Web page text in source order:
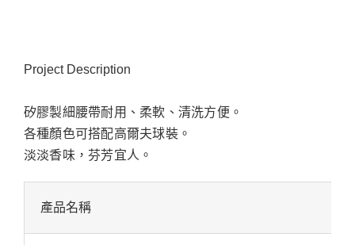
Project Description
矽膠製細腰帶耐用、柔軟、清洗方便。
各種顏色可搭配高爾夫球裝。
淡淡香味，芬芳宜人。
產品名稱